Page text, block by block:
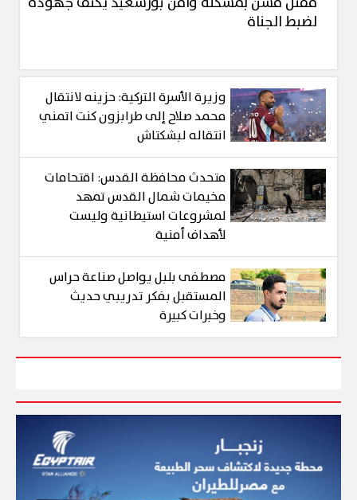
لضبط الجناة
وزيرة الأسرة التركية: حزينه لانتقال
محمد صلاح إلى طرابزون كنت اتمني
انتقاله لبشكتاش
متحدث محافظة القدس: اقتحامات
مخيمات شمال القدس تمهد
لمشروعات استيطانية وليست
لأهداف أمنية
مصطفى بلبل يواصل صناعة حراس
المستقبل بفكر تدريبي حديث
وخبرات كبيرة